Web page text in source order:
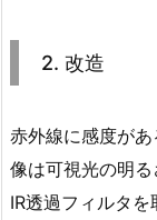
2. 改造
赤外線に感度が
像は可視光の明る
IR透過フィルタを